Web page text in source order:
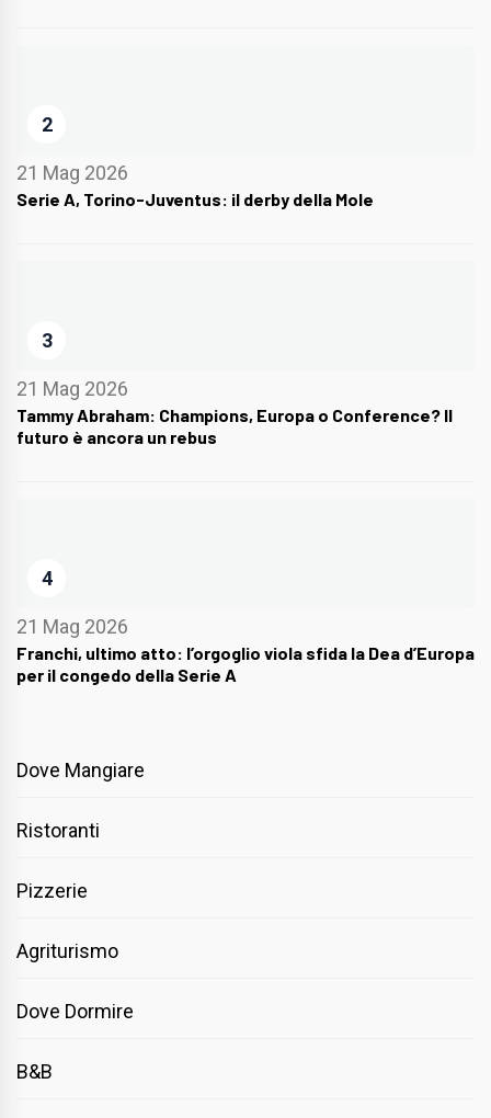
2
21 Mag 2026
Serie A, Torino-Juventus: il derby della Mole
3
21 Mag 2026
Tammy Abraham: Champions, Europa o Conference? Il
futuro è ancora un rebus
4
21 Mag 2026
Franchi, ultimo atto: l’orgoglio viola sfida la Dea d’Europa
per il congedo della Serie A
Dove Mangiare
Ristoranti
Pizzerie
Agriturismo
Dove Dormire
B&B